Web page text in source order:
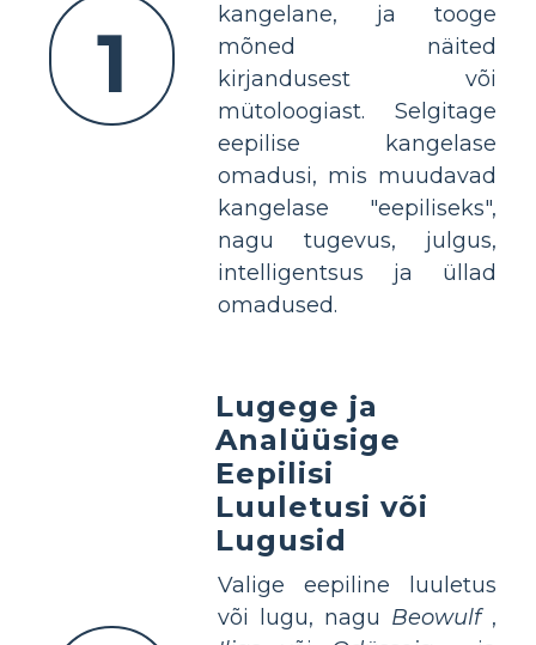
1
kangelane, ja tooge
mõned näited
kirjandusest või
mütoloogiast. Selgitage
eepilise kangelase
omadusi, mis muudavad
kangelase "eepiliseks",
nagu tugevus, julgus,
intelligentsus ja üllad
omadused.
Lugege ja
Analüüsige
Eepilisi
Luuletusi või
Lugusid
Valige eepiline luuletus
või lugu, nagu Beowulf,